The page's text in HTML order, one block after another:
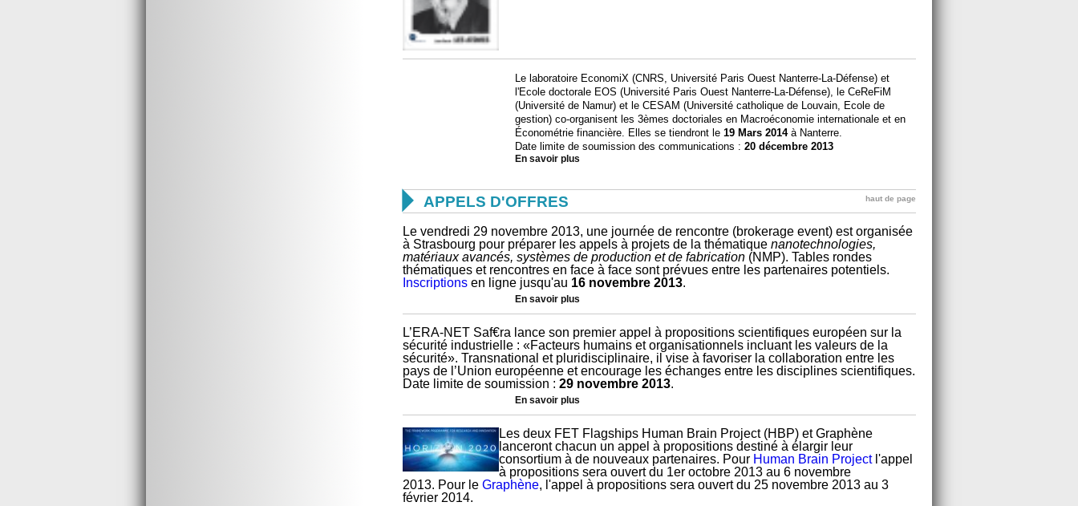
Le laboratoire EconomiX (CNRS, Université Paris Ouest Nanterre-La-Défense) et
l'Ecole doctorale EOS (Université Paris Ouest Nanterre-La-Défense), le CeReFiM
(Université de Namur) et le CESAM (Université catholique de Louvain, Ecole de
gestion) co-organisent les 3èmes doctoriales en Macroéconomie internationale et en
Économétrie financière. Elles se tiendront le 19 Mars 2014à Nanterre.
Date limite de soumission des communications : 20 décembre 2013
En savoir plus
 APPELS D'OFFRES haut de page
Le vendredi 29 novembre 2013, une journée de rencontre (brokerage event) est organisée
à Strasbourg pour préparer les appels à projets de la thématique nanotechnologies,
matériaux avancés, systèmes de production et de fabrication (NMP). Tables rondes
thématiques et rencontres en face à face sont prévues entre les partenaires potentiels.
Inscriptions en ligne jusqu'au 16 novembre 2013.
En savoir plus
L’ERA-NET Saf€ra lance son premier appel à propositions scientifiques européen sur la
sécurité industrielle : «Facteurs humains et organisationnels incluant les valeurs de la
sécurité». Transnational et pluridisciplinaire, il vise à favoriser la collaboration entre les
pays de l’Union européenne et encourage les échanges entre les disciplines scientifiques.
Date limite de soumission : 29 novembre 2013.
En savoir plus
Les deux FET Flagships Human Brain Project (HBP) et Graphène
lanceront chacun un appel à propositions destiné à élargir leur
consortium à de nouveaux partenaires. Pour Human Brain Projectl'appel
à propositions sera ouvert du 1er octobre 2013 au 6 novembre
2013. Pour le Graphène, l'appel à propositions sera ouvert du 25 novembre 2013 au 3
février 2014.